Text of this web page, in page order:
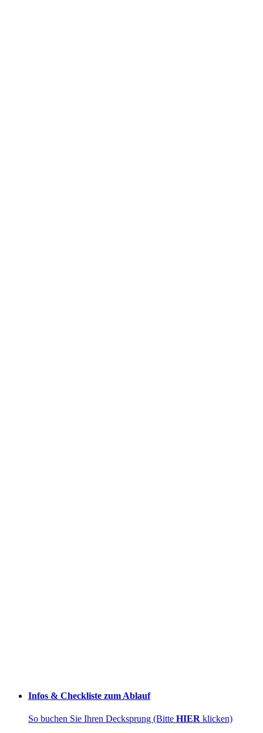
Infos & Checkliste zum Ablauf
So buchen Sie Ihren Decksprung (Bitte HIER klicken)